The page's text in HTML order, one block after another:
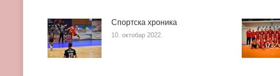
Спортска хроника
10. октобар 2022.